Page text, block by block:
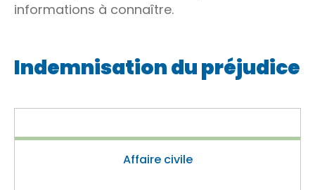
informations à connaître.
Indemnisation du préjudice
Affaire civile